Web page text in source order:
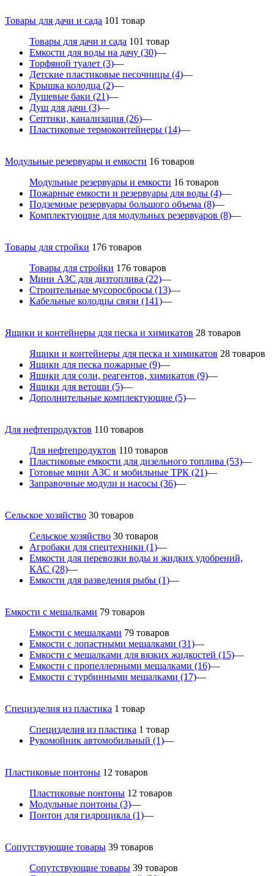
Товары для дачи и сада 101 товар
Товары для дачи и сада 101 товар
Емкости для воды на дачу (30)—
Торфяной туалет (3)—
Детские пластиковые песочницы (4)—
Крышка колодца (2)—
Душевые баки (21)—
Душ для дачи (3)—
Септики, канализация (26)—
Пластиковые термоконтейнеры (14)—
Модульные резервуары и емкости 16 товаров
Модульные резервуары и емкости 16 товаров
Пожарные емкости и резервуары для воды (4)—
Подземные резервуары большого объема (8)—
Комплектующие для модульных резервуаров (8)—
Товары для стройки 176 товаров
Товары для стройки 176 товаров
Мини АЗС для дизтоплива (22)—
Строительные мусоросбросы (13)—
Кабельные колодцы связи (141)—
Ящики и контейнеры для песка и химикатов 28 товаров
Ящики и контейнеры для песка и химикатов 28 товаров
Ящики для песка пожарные (9)—
Ящики для соли, реагентов, химикатов (9)—
Ящики для ветоши (5)—
Дополнительные комплектующие (5)—
Для нефтепродуктов 110 товаров
Для нефтепродуктов 110 товаров
Пластиковые емкости для дизельного топлива (53)—
Готовые мини АЗС и мобильные ТРК (21)—
Заправочные модули и насосы (36)—
Сельское хозяйство 30 товаров
Сельское хозяйство 30 товаров
Агробаки для спецтехники (1)—
Емкости для перевозки воды и жидких удобрений,
КАС (28)—
Емкости для разведения рыбы (1)—
Емкости с мешалками 79 товаров
Емкости с мешалками 79 товаров
Емкости с лопастными мешалками (31)—
Емкости с мешалками для вязких жидкостей (15)—
Емкости с пропеллерными мешалками (16)—
Емкости с турбинными мешалками (17)—
Специзделия из пластика 1 товар
Специзделия из пластика 1 товар
Рукомойник автомобильный (1)—
Пластиковые понтоны 12 товаров
Пластиковые понтоны 12 товаров
Модульные понтоны (3)—
Понтон для гидроцикла (1)—
Сопутствующие товары 39 товаров
Сопутствующие товары 39 товаров